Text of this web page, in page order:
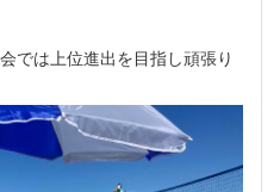
では上位進出を目指し頑張り